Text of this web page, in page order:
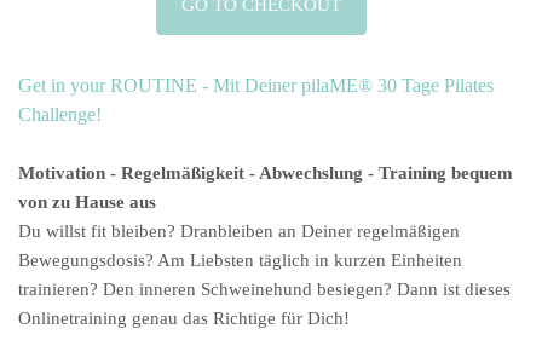
GO TO CHECKOUT
Get in your ROUTINE - Mit Deiner pilaME® 30 Tage Pilates
Challenge!
Motivation - Regelmäßigkeit - Abwechslung - Training bequem
von zu Hause aus
Du willst fit bleiben? Dranbleiben an Deiner regelmäßigen
Bewegungsdosis? Am Liebsten täglich in kurzen Einheiten
trainieren? Den inneren Schweinehund besiegen? Dann ist dieses
Onlinetraining genau das Richtige für Dich!